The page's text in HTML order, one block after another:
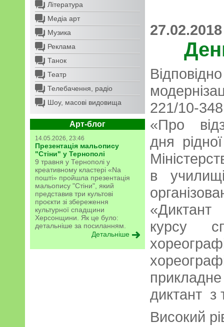
Література
Медіа арт
Музика
Реклама
Танок
Театр
Телебачення, радіо
Шоу, масові видовища
Арт-блог
14.05.2026, 23:46
Презентація мальопису
"Стіни" у Тернополі
9 травня у Тернополі у
креативному кластері «Na
пошті» пройшла презентація
мальопису "Стіни", який
представив три культові
проєкти зі збереження
культурної спадщини
Херсонщини. Як це було:
детальніше за посиланням.
Детальніше
221/10-
«Про
дня
в
«Диктант
курсу
диктант з
Високий